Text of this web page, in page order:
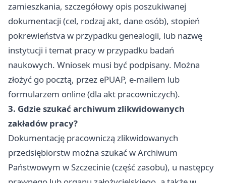
zamieszkania, szczegółowy opis poszukiwanej
dokumentacji (cel, rodzaj akt, dane osób), stopień
pokrewieństva w przypadku genealogii, lub nazwę
instytucji i temat pracy w przypadku badań
naukowych. Wniosek musi być podpisany. Można
złożyć go pocztą, przez ePUAP, e-mailem lub
formularzem online (dla akt pracowniczych).
3. Gdzie szukać archiwum zlikwidowanych
zakładów pracy?
Dokumentację pracowniczą zlikwidowanych
przedsiębiorstw można szukać w Archiwum
Państwowym w Szczecinie (część zasobu), u następcy